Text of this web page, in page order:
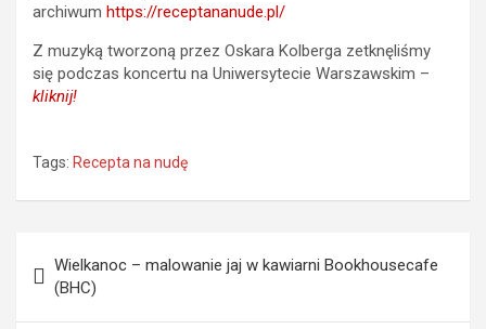
archiwum https://receptananude pl/
Z muzyką tworzoną przez Oskara Kolberga zetknęliśmy
się podczas koncertu na Uniwersytecie Warszawskim –
kliknij!
Tags: Recepta na nudę
wpisu
Wielkanoc – malowanie jaj w kawiarni Bookhousecafe
(BHC)